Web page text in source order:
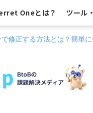
Oneとは？ ツール
修正する方法とは？簡単